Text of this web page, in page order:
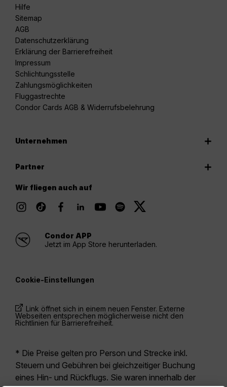
Hilfe
Sitemap
AGB
Datenschutzerklärung
Erklärung der Barrierefreiheit
Impressum
Schlichtungsstelle
Zahlungsmöglichkeiten
Fluggastrechte
Condor Cards AGB & Widerrufsbelehrung
Unternehmen
Partner
Wir fliegen auch auf
Condor APP
Jetzt im App Store herunterladen.
Cookie-Einstellungen
Link öffnet sich in einem neuen Fenster. Externe
Webseiten entsprechen möglicherweise nicht den
Richtlinien für Barrierefreiheit.
* Die Preise gelten pro Person und Strecke inkl.
Steuern und Gebühren bei gleichzeitiger Buchung
eines Hin- und Rückflugs. Sie waren innerhalb der